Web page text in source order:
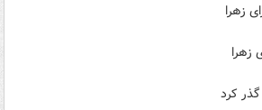
زهرا
زهرا
گذر کرد